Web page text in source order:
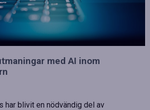
med AI inom
har blivit en nödvändig del av